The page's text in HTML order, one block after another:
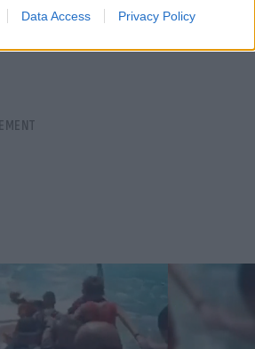
Data Access Privacy Policy